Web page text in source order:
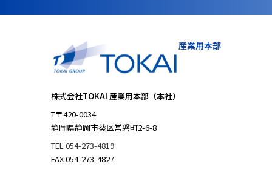
産業用本部
株式会社TOKAI 産業用本部（本社）
T〒420-0034
静岡県静岡市葵区常磐町2-6-8
TEL 054-273-4819
FAX 054-273-4827